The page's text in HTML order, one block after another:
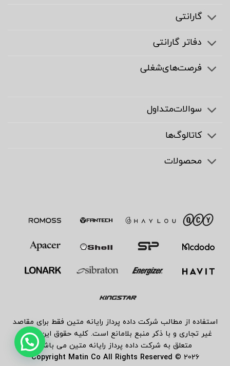
گارانتی
دفاتر گارانتی
فرصت‌های‌شغلی
سوالات‌متداول
کاتالوگ‌ها
محصولات
استفاده از مطالب شرکت داده پرداز رایانه متین فقط برای مقاصد
غیر تجاری و با ذکر منبع بلامانع است. کلیه حقوق این سایت
متعلق به شرکت داده پرداز رایانه متین می باشد
2026 ©
Copyright Matin Co All Rights Reserved